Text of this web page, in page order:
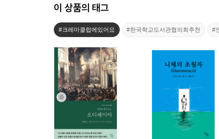
이 상품의 태그
#크레마클럽에있어요 #한국학교도서관협의회추천 #